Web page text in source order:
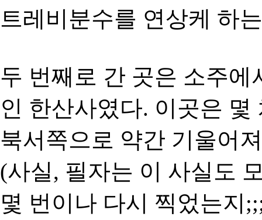
트레비분수를 연상케 하
두 번째로 간 곳은 소주
인 한산사였다. 이곳은
북서쪽으로 약간 기울어
(사실, 필자는 이 사실도
몇 번이나 다시 찍었는지